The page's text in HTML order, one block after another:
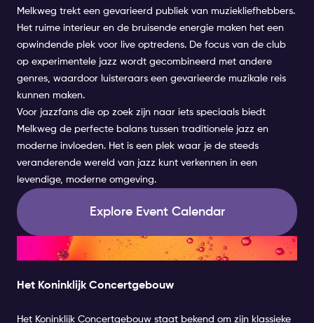
Melkweg trekt een gevarieerd publiek van muziekliefhebbers.
Het ruime interieur en de bruisende energie maken het een
opwindende plek voor live optredens. De focus van de club
op experimentele jazz wordt gecombineerd met andere
genres, waardoor luisteraars een gevarieerde muzikale reis
kunnen maken.
Voor jazzfans die op zoek zijn naar iets speciaals biedt
Melkweg de perfecte balans tussen traditionele jazz en
moderne invloeden. Het is een plek waar je de steeds
veranderende wereld van jazz kunt verkennen in een
levendige, moderne omgeving.
Explore Event Calendar
Een historische jazzervaring
Het Koninklijk Concertgebouw
Het Koninklijk Concertgebouw staat bekend om zijn klassieke